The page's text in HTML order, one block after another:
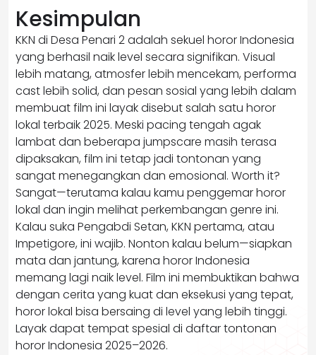
Kesimpulan
KKN di Desa Penari 2 adalah sekuel horor Indonesia
yang berhasil naik level secara signifikan. Visual
lebih matang, atmosfer lebih mencekam, performa
cast lebih solid, dan pesan sosial yang lebih dalam
membuat film ini layak disebut salah satu horor
lokal terbaik 2025. Meski pacing tengah agak
lambat dan beberapa jumpscare masih terasa
dipaksakan, film ini tetap jadi tontonan yang
sangat menegangkan dan emosional. Worth it?
Sangat—terutama kalau kamu penggemar horor
lokal dan ingin melihat perkembangan genre ini.
Kalau suka Pengabdi Setan, KKN pertama, atau
Impetigore, ini wajib. Nonton kalau belum—siapkan
mata dan jantung, karena horor Indonesia
memang lagi naik level. Film ini membuktikan bahwa
dengan cerita yang kuat dan eksekusi yang tepat,
horor lokal bisa bersaing di level yang lebih tinggi.
Layak dapat tempat spesial di daftar tontonan
horor Indonesia 2025–2026.